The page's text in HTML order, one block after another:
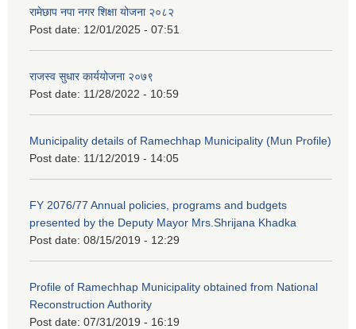
रामेछाप नपा नगर शिक्षा योजना २०८२
Post date: 12/01/2025 - 07:51
राजस्व सुधार कार्ययोजना २०७९
Post date: 11/28/2022 - 10:59
Municipality details of Ramechhap Municipality (Mun Profile)
Post date: 11/12/2019 - 14:05
FY 2076/77 Annual policies, programs and budgets
presented by the Deputy Mayor Mrs.Shrijana Khadka
Post date: 08/15/2019 - 12:29
Profile of Ramechhap Municipality obtained from National
Reconstruction Authority
Post date: 07/31/2019 - 16:19